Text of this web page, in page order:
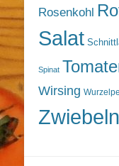
Rosenkohl
Salat
Spinat
Wirsing
Zwiebeln